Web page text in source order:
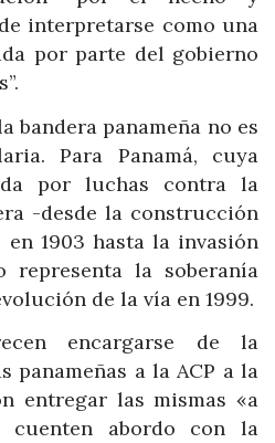
interpretarse como una
por parte del gobierno
bandera panameña no es
Para Panamá, cuya
por luchas contra la
-desde la construcción
en 1903 hasta la invasión
representa la soberanía
de la vía en 1999.
encargarse de la
panameñas a la ACP a la
entregar las mismas «a
cuenten abordo con la